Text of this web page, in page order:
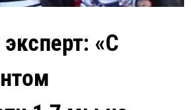
«С